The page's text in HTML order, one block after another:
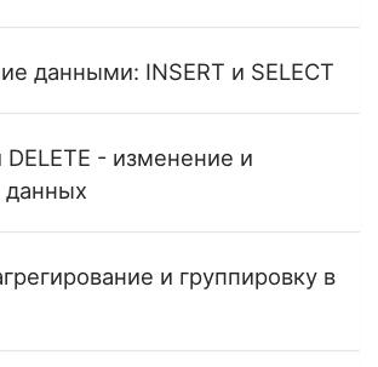
данными: INSERT и SELECT
DELETE - изменение и
данных
и группировку в